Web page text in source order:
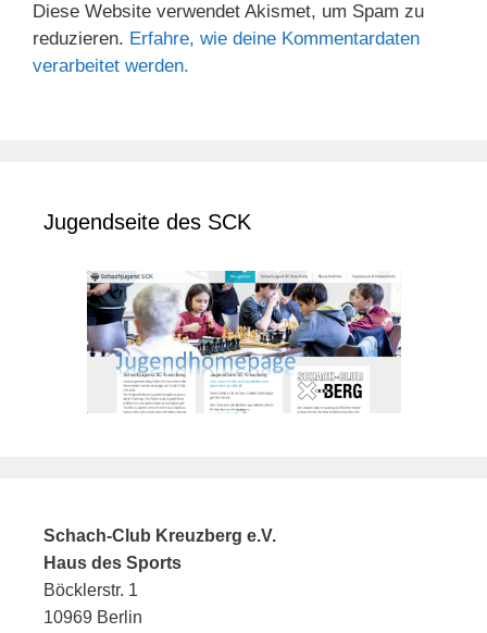
Diese Website verwendet Akismet, um Spam zu
reduzieren. Erfahre, wie deine Kommentardaten
verarbeitet werden.
Jugendseite des SCK
Schach-Club Kreuzberg e.V.
Haus des Sports
Böcklerstr. 1
10969 Berlin